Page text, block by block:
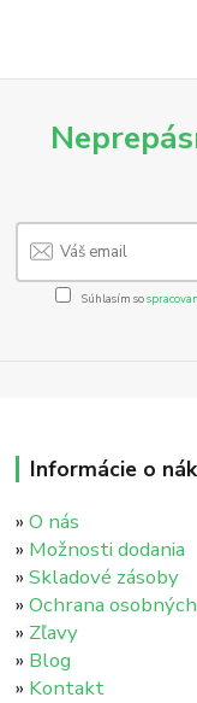
Súhlasím so
Informácie o
»O nás
» Možnosti dodania
»Skladové zásoby
»Ochrana
» Zľavy
» Blog
» Kontakt